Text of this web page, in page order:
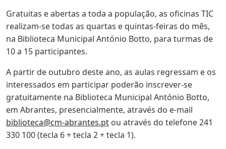
Gratuitas e abertas a toda a população, as oficinas TIC
realizam-se todas as quartas e quintas-feiras do mês,
na Biblioteca Municipal António Botto, para turmas de
10 a 15 participantes.
A partir de outubro deste ano, as aulas regressam e os
interessados em participar poderão inscrever-se
gratuitamente na Biblioteca Municipal António Botto,
em Abrantes, presencialmente, através do e-mail
biblioteca@cm-abrantes.pt ou através do telefone 241
330 100 (tecla 6 + tecla 2 + tecla 1).